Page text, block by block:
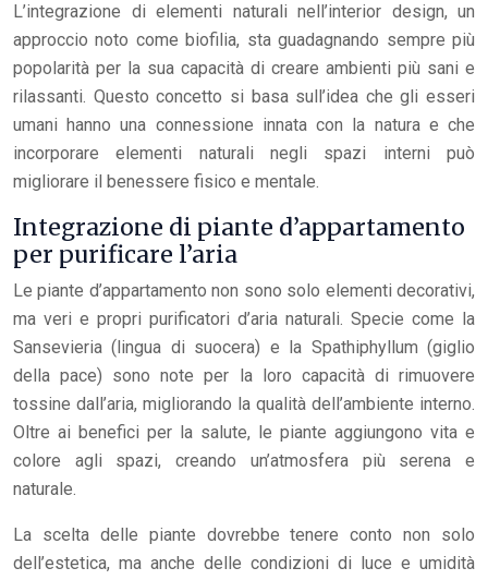
L’integrazione di elementi naturali nell’interior design, un
approccio noto come biofilia, sta guadagnando sempre più
popolarità per la sua capacità di creare ambienti più sani e
rilassanti. Questo concetto si basa sull’idea che gli esseri
umani hanno una connessione innata con la natura e che
incorporare elementi naturali negli spazi interni può
migliorare il benessere fisico e mentale.
Integrazione di piante d’appartamento
per purificare l’aria
Le piante d’appartamento non sono solo elementi decorativi,
ma veri e propri purificatori d’aria naturali. Specie come la
Sansevieria (lingua di suocera) e la Spathiphyllum (giglio
della pace) sono note per la loro capacità di rimuovere
tossine dall’aria, migliorando la qualità dell’ambiente interno.
Oltre ai benefici per la salute, le piante aggiungono vita e
colore agli spazi, creando un’atmosfera più serena e
naturale.
La scelta delle piante dovrebbe tenere conto non solo
dell’estetica, ma anche delle condizioni di luce e umidità